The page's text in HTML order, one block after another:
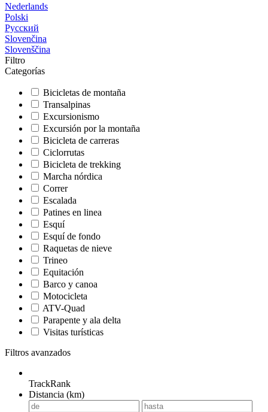
Nederlands
Polski
Русский
Slovenčina
Slovenščina
Filtro
Categorías
Bicicletas de montaña
Transalpinas
Excursionismo
Excursión por la montaña
Bicicleta de carreras
Ciclorrutas
Bicicleta de trekking
Marcha nórdica
Correr
Escalada
Patines en linea
Esquí
Esquí de fondo
Raquetas de nieve
Trineo
Equitación
Barco y canoa
Motocicleta
ATV-Quad
Parapente y ala delta
Visitas turísticas
Filtros avanzados
TrackRank
Distancia (km)